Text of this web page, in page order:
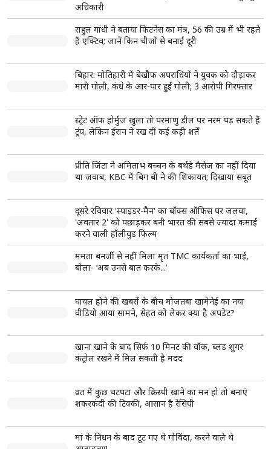
देखे कैसें बुरी नजरों ने सड़क पर चलती लड़की के फाड़े कपड़े, वीडियो
सेक्स के समय रखें इन बातों का विशेष ध्यान
Bed पर जीते अपने पार्टनर का मन इन Love Making Tips से